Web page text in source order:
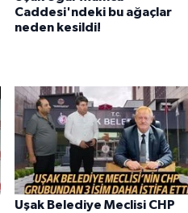
Caddesi'ndeki bu ağaçlar
neden kesildi!
Uşak Belediye Meclisi CHP